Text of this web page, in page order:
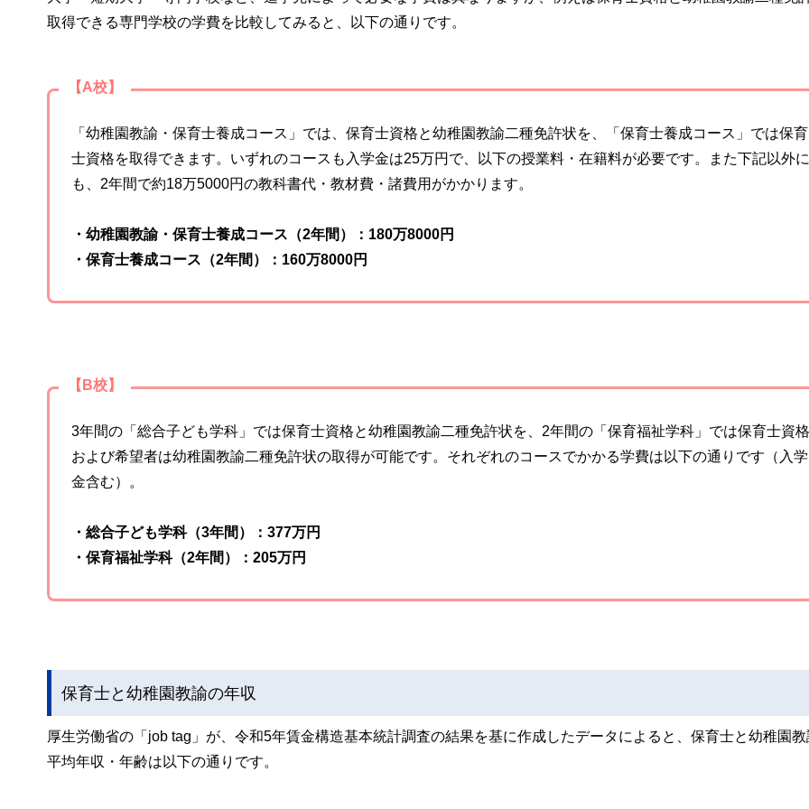
取得できる専門学校の学費を比較してみると、以下の通りです。
【A校】
「幼稚園教諭・保育士養成コース」では、保育士資格と幼稚園教諭二種免許状を、「保育士養成コース」では保育
士資格を取得できます。いずれのコースも入学金は25万円で、以下の授業料・在籍料が必要です。また下記以外に
も、2年間で約18万5000円の教科書代・教材費・諸費用がかかります。
・幼稚園教諭・保育士養成コース（2年間）：180万8000円
・保育士養成コース（2年間）：160万8000円
【B校】
3年間の「総合子ども学科」では保育士資格と幼稚園教諭二種免許状を、2年間の「保育福祉学科」では保育士資格
および希望者は幼稚園教諭二種免許状の取得が可能です。それぞれのコースでかかる学費は以下の通りです（入学
金含む）。
・総合子ども学科（3年間）：377万円
・保育福祉学科（2年間）：205万円
保育士と幼稚園教諭の年収
厚生労働省の「job tag」が、令和5年賃金構造基本統計調査の結果を基に作成したデータによると、保育士と幼稚園
平均年収・年齢は以下の通りです。